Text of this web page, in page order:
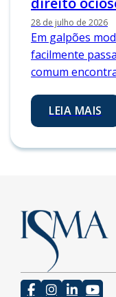
28 de julho de 2026
Em galpões
facilmente
comum
LEIA MAIS